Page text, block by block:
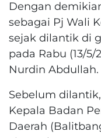
Dengan
sebagai Pj Wali
sejak dilantik di
pada Rabu (13/
Nurdin Abdullah.
Sebelum
Kepala Badan
Daerah